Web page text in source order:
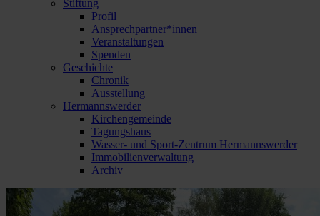
Stiftung
Profil
Ansprechpartner*innen
Veranstaltungen
Spenden
Geschichte
Chronik
Ausstellung
Hermannswerder
Kirchengemeinde
Tagungshaus
Wasser- und Sport-Zentrum Hermannswerder
Immobilienverwaltung
Archiv